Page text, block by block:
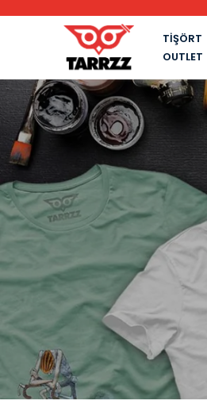
TİŞÖRT
OUTLET